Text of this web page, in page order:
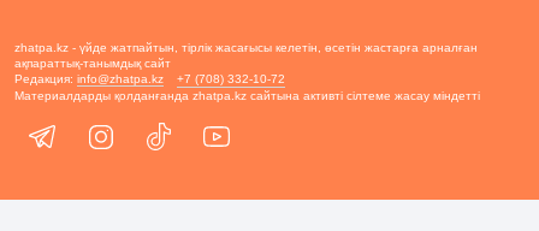
zhatpa.kz - үйде жатпайтын, тірлік жасағысы келетін, өсетін жастарға арналған
ақпараттық-танымдық сайт
Редакция: info@zhatpa.kz
+7 (708) 332-10-72
Материалдарды қолданғанда zhatpa.kz сайтына активті сілтеме жасау міндетті